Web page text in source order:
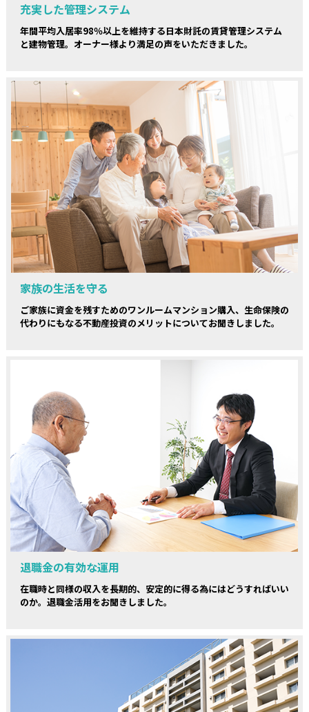
充実した管理システム
年間平均入居率98％以上を維持する日本財託の賃貸管理システム
と建物管理。オーナー様より満足の声をいただきました。
家族の生活を守る
ご家族に資金を残すためのワンルームマンション購入、生命保険の
代わりにもなる不動産投資のメリットについてお聞きしました。
退職金の有効な運用
在職時と同様の収入を長期的、安定的に得る為にはどうすればいい
のか。退職金活用をお聞きしました。